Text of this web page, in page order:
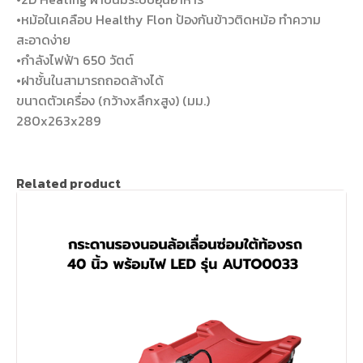
•หม้อในเคลือบ Healthy Flon ป้องกันข้าวติดหม้อ ทำความ
สะอาดง่าย
•กำลังไฟฟ้า 650 วัตต์
•ฝาชั้นในสามารถถอดล้างได้
ขนาดตัวเครื่อง (กว้างxลึกxสูง) (มม.)
280x263x289
Related product